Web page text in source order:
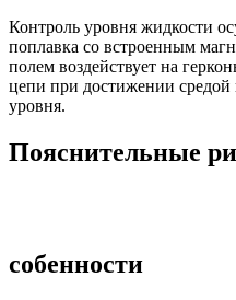
Контроль уровня жидкости
поплавка со встроенным
полем воздействует на
цепи при достижении средой
уровня.
Пояснительные
собенности